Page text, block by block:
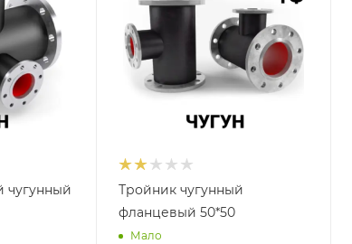
чугунный
Тройник чугунный
фланцевый 50*50
Мало